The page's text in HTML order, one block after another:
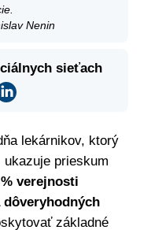
Nenin
sieťach
lekárnikov, ktorý
ukazuje prieskum
verejnosti
dôveryhodných
základné